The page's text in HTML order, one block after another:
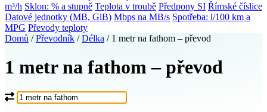
m³/h Sklon: % a stupně Teplota v troubě Předpony SI Římské číslice
Datové jednotky (MB, GiB) Mbps na MB/s Spotřeba: l/100 km a
MPG Převody teploty
Domů / Převodník / Délka / 1 metr na fathom – převod
1 metr na fathom – převod
Co chcete převést?